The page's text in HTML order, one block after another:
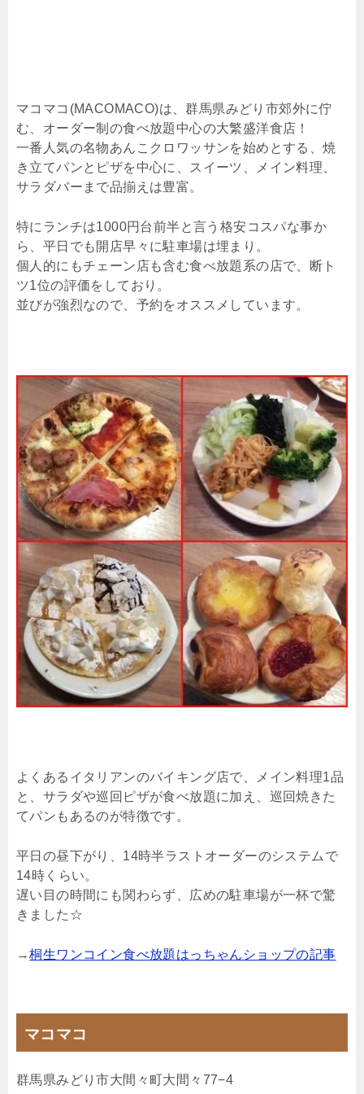
マコマコ(MACOMACO)は、群馬県みどり市郊外に佇
む、オーダー制の食べ放題中心の大繁盛洋食店！
一番人気の名物あんこクロワッサンを始めとする、焼
き立てパンとピザを中心に、スイーツ、メイン料理、
サラダバーまで品揃えは豊富。
特にランチは1000円台前半と言う格安コスパな事か
ら、平日でも開店早々に駐車場は埋まり。
個人的にもチェーン店も含む食べ放題系の店で、断ト
ツ1位の評価をしており。
並びが強烈なので、予約をオススメしています。
よくあるイタリアンのバイキング店で、メイン料理1品
と、サラダや巡回ピザが食べ放題に加え、巡回焼きた
てパンもあるのが特徴です。
平日の昼下がり、14時半ラストオーダーのシステムで
14時くらい。
遅い目の時間にも関わらず、広めの駐車場が一杯で驚
きました☆
→桐生ワンコイン食べ放題はっちゃんショップの記事
マコマコ
群馬県みどり市大間々町大間々77−4